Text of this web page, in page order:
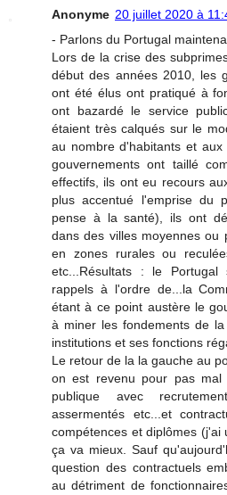
Anonyme 20 juillet 2020 à
- Parlons du Portugal
Lors de la crise des
début des années 2010, les
ont été élus ont pratiqué à
ont bazardé le service
étaient très calqués sur le
au nombre d'habitants et
gouvernements ont taillé
effectifs, ils ont eu recours
plus accentué l'emprise du
pense à la santé), ils ont
dans des villes moyennes ou
en zones rurales ou
etc...Résultats : le
rappels à l'ordre de...la
étant à ce point austère le
à miner les fondements de
institutions et ses fonctions
Le retour de la la gauche au
on est revenu pour pas
publique avec
assermentés etc...et
compétences et diplômes
ça va mieux. Sauf
question des contractuels
au détriment de